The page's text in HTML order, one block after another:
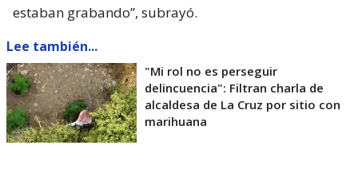
estaban grabando”, subrayó.
Lee también...
"Mi rol no es perseguir
delincuencia": Filtran charla de
alcaldesa de La Cruz por sitio con
marihuana